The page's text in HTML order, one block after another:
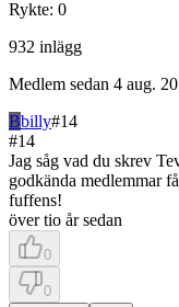
Rykte: 0
932 inlägg
Medlem sedan 4 aug.
Bbilly#14
#14
Jag såg vad du skrev
godkända medlemmar
fuffens!
över tio år sedan
0
0